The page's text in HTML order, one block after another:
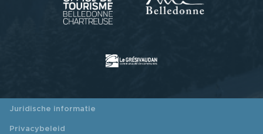
Juridische informatie
Privacybeleid